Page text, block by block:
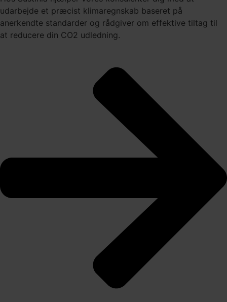
udarbejde et præcist klimaregnskab baseret på
anerkendte standarder og rådgiver om effektive tiltag til
at reducere din CO2 udledning.